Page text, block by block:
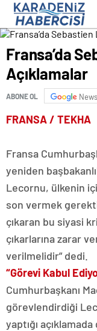
Fransa’da
Açıklamalar
ABONE OL News
FRANSA / TEKHA
Fransa
yeniden
Lecornu, ülkenin
son vermek
çıkaran bu siyasi
çıkarlarına zarar
verilmelidir” dedi.
“Görevi Kabul
Cumhurbaşkanı
görevlendirdiği
yaptığı